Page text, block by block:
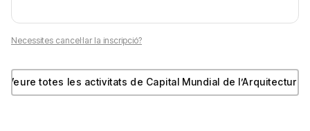
Necessites cancel·lar la inscripció?
Veure totes les activitats de Capital Mundial de l’Arquitectura